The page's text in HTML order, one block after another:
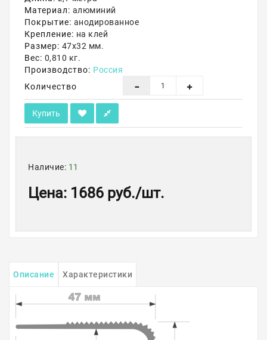
Материал: алюминий
Покрытие: анодированное
Крепление: на клей
Размер: 47х32 мм.
Вес: 0,810 кг.
Производство: Россия
Количество
Купить
Наличие: 11
Цена: 1686 руб./шт.
Описание Характеристики